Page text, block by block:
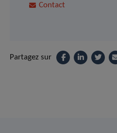
Contact
Partagez sur